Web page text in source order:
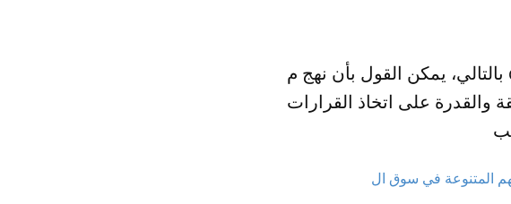
بالتالي، يمكن القول بأن نهج م discipliné يعد من أهم النهج التي يمكن من خلالها تحقيق
والقدرة على اتخاذ القرارات